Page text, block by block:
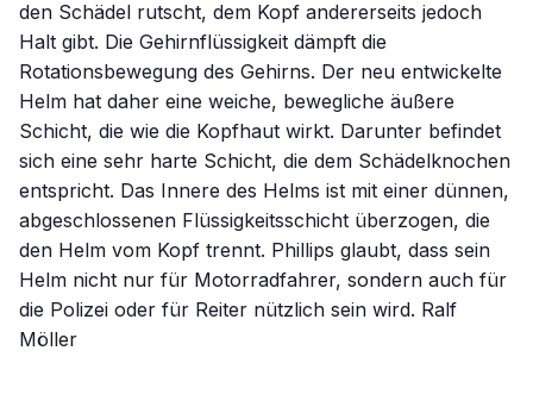
den Schädel rutscht, dem Kopf andererseits jedoch
Halt gibt. Die Gehirnflüssigkeit dämpft die
Rotationsbewegung des Gehirns. Der neu entwickelte
Helm hat daher eine weiche, bewegliche äußere
Schicht, die wie die Kopfhaut wirkt. Darunter befindet
sich eine sehr harte Schicht, die dem Schädelknochen
entspricht. Das Innere des Helms ist mit einer dünnen,
abgeschlossenen Flüssigkeitsschicht überzogen, die
den Helm vom Kopf trennt. Phillips glaubt, dass sein
Helm nicht nur für Motorradfahrer, sondern auch für
die Polizei oder für Reiter nützlich sein wird. Ralf
Möller